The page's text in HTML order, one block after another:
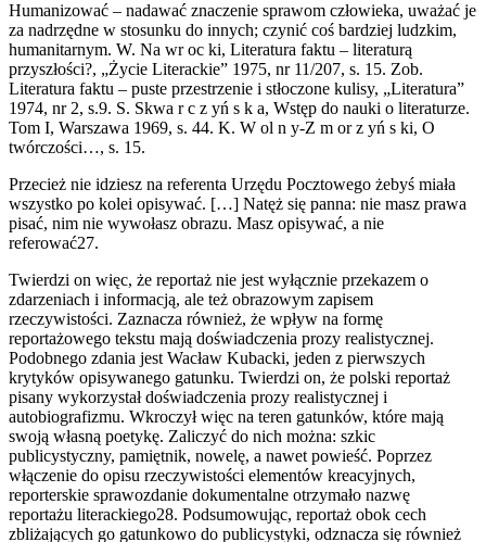
Humanizować – nadawać znaczenie sprawom człowieka, uważać je
za nadrzędne w stosunku do innych; czynić coś bardziej ludzkim,
humanitarnym. W. Na wr oc ki, Literatura faktu – literaturą
przyszłości?, „Życie Literackie” 1975, nr 11/207, s. 15. Zob.
Literatura faktu – puste przestrzenie i stłoczone kulisy, „Literatura”
1974, nr 2, s.9. S. Skwa r c z yń s k a, Wstęp do nauki o literaturze.
Tom I, Warszawa 1969, s. 44. K. W ol n y-Z m or z yń s ki, O
twórczości…, s. 15.
Przecież nie idziesz na referenta Urzędu Pocztowego żebyś miała
wszystko po kolei opisywać. […] Natęż się panna: nie masz prawa
pisać, nim nie wywołasz obrazu. Masz opisywać, a nie
referować27.
Twierdzi on więc, że reportaż nie jest wyłącznie przekazem o
zdarzeniach i informacją, ale też obrazowym zapisem
rzeczywistości. Zaznacza również, że wpływ na formę
reportażowego tekstu mają doświadczenia prozy realistycznej.
Podobnego zdania jest Wacław Kubacki, jeden z pierwszych
krytyków opisywanego gatunku. Twierdzi on, że polski reportaż
pisany wykorzystał doświadczenia prozy realistycznej i
autobiografizmu. Wkroczył więc na teren gatunków, które mają
swoją własną poetykę. Zaliczyć do nich można: szkic
publicystyczny, pamiętnik, nowelę, a nawet powieść. Poprzez
włączenie do opisu rzeczywistości elementów kreacyjnych,
reporterskie sprawozdanie dokumentalne otrzymało nazwę
reportażu literackiego28. Podsumowując, reportaż obok cech
zbliżających go gatunkowo do publicystyki, odznacza się również